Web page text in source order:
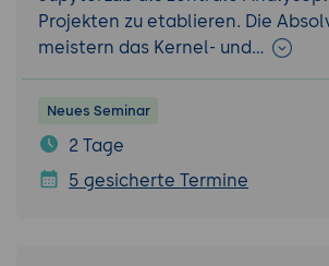
Projekten zu etablieren. Die
meistern das Kernel- und…
Neues Seminar
2 Tage
5 gesicherte Termine